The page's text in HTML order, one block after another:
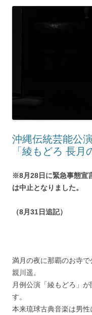
沖縄伝統芸能公
「綾もどろ 長月
※8月28日に緊急事態宣
は中止となりました。
（8月31日追記）
満月の夜に那覇のお寺
親川遥。
月例公演「綾もどろ」
す。
本来琉球古典音楽は男